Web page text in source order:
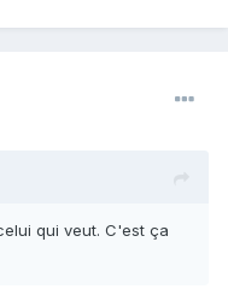
qui veut. C'est ça